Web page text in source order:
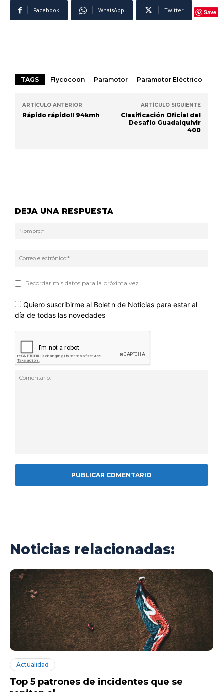
Facebook WhatsApp Twitter Save
TAGS Flycocoon Paramotor Paramotor Eléctrico
ARTÍCULO ANTERIOR
Rápido rápido!! 94kmh
ARTÍCULO SIGUIENTE
Clasificación Oficial del
Desafío Guadalquivir
400
DEJA UNA RESPUESTA
Recordar mis datos para la próxima vez
Quiero suscribirme al Boletín de Noticias para estar al
día de todas las novedades
Noticias relacionadas:
Actualidad
Top 5 patrones de incidentes que se